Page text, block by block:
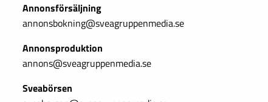
Annonsförsäljning
annonsbokning@sveagruppenmedia.se
Annonsproduktion
annons@sveagruppenmedia.se
Sveabörsen